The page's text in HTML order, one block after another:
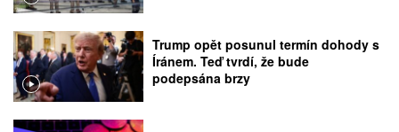
Trump opět posunul termín dohody s
Íránem. Teď tvrdí, že bude
podepsána brzy